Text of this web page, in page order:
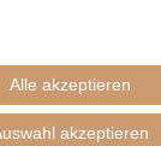
by Telli´s Welt
Alle akzeptieren
akzeptieren